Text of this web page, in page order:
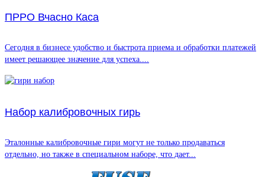
ПРРО Вчасно Каса
Сегодня в бизнесе удобство и быстрота приема и обработки платежей
имеет решающее значение для успеха....
Набор калибровочных гирь
Эталонные калибровочные гири могут не только продаваться
отдельно, но также в специальном наборе, что дает...